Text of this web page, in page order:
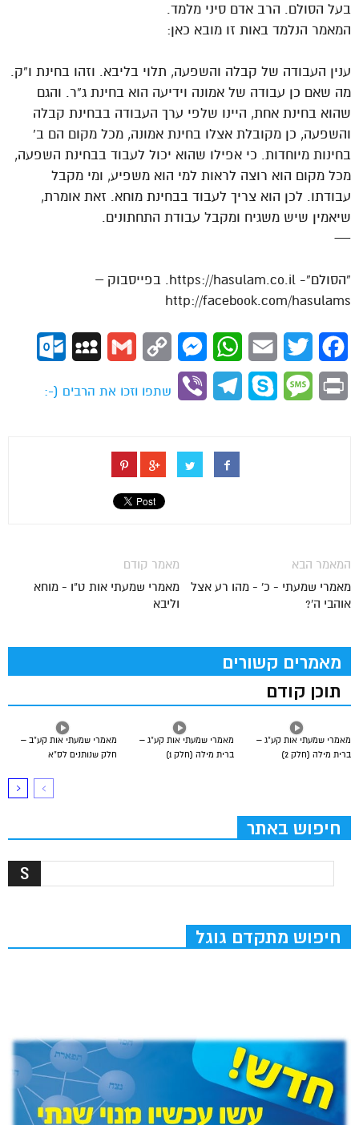
בעל הסולם. הרב אדם סיני מלמד.
המאמר הנלמד באות זו מובא כאן:
ענין העבודה של קבלה והשפעה, תלוי בליבא. וזהו בחינת ו”ק.
מה שאם כן עבודה של אמונה וידיעה הוא בחינת ג”ר. והגם
שהוא בחינת אחת, היינו שלפי ערך העבודה בבחינת קבלה
והשפעה, כן מקובלת אצלו בחינת אמונה, מכל מקום הם ב’
בחינות מיוחדות. כי אפילו שהוא יכול לעבוד בבחינת השפעה,
מכל מקום הוא רוצה לראות למי הוא משפיע, ומי מקבל
עבודתו. לכן הוא צריך לעבוד בבחינת מוחא. זאת אומרת,
שיאמין שיש משגיח ומקבל עבודת התחתונים.
—
“הסולם”- https://hasulam.co.il. בפייסבוק –
http://facebook.com/hasulams
Facebook
Twitter
Email
WhatsApp
Messenger
Copy
Gmail
MySpace
Print
Message
Skype
Telegram
Viber
שתפו וזכו את הרבים (-:
מאמר קודם
מאמרי שמעתי אות ט"ו - מוחא
וליבא
המאמר הבא
מאמרי שמעתי - כ' - מהו רע אצל
אוהבי ה'?
מאמרים קשורים
תוכן קודם
מאמרי שמעתי אות קע”ב –
חלק שנותנים לס”א
מאמרי שמעתי אות קע”ג –
ברית מילה (חלק 1)
מאמרי שמעתי אות קע”ג –
ברית מילה (חלק 2)
חיפוש באתר
חיפוש מתקדם גוגל